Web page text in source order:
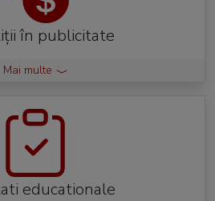
în publicitate
Mai multe
educationale